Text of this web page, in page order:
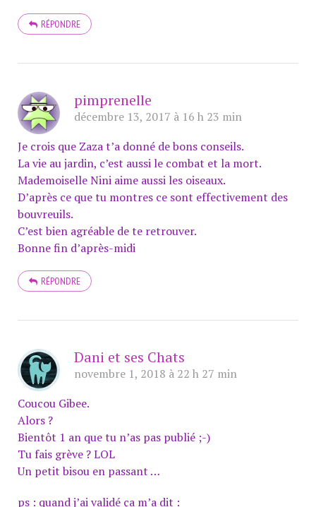
RÉPONDRE
pimprenelle
décembre 13, 2017 à 16 h 23 min
Je crois que Zaza t’a donné de bons conseils.
La vie au jardin, c’est aussi le combat et la mort.
Mademoiselle Nini aime aussi les oiseaux.
D’après ce que tu montres ce sont effectivement des
bouvreuils.
C’est bien agréable de te retrouver.
Bonne fin d’après-midi
RÉPONDRE
Dani et ses Chats
novembre 1, 2018 à 22 h 27 min
Coucou Gibee.
Alors ?
Bientôt 1 an que tu n’as pas publié ;-)
Tu fais grève ? LOL
Un petit bisou en passant …
ps : quand j’ai validé ça m’a dit :